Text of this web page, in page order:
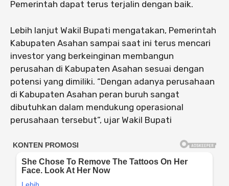
Pemerintah dapat terus terjalin dengan baik.
Lebih lanjut Wakil Bupati mengatakan, Pemerintah
Kabupaten Asahan sampai saat ini terus mencari
investor yang berkeinginan membangun
perusahan di Kabupaten Asahan sesuai dengan
potensi yang dimiliki. “Dengan adanya perusahaan
di Kabupaten Asahan peran buruh sangat
dibutuhkan dalam mendukung operasional
perusahaan tersebut”, ujar Wakil Bupati